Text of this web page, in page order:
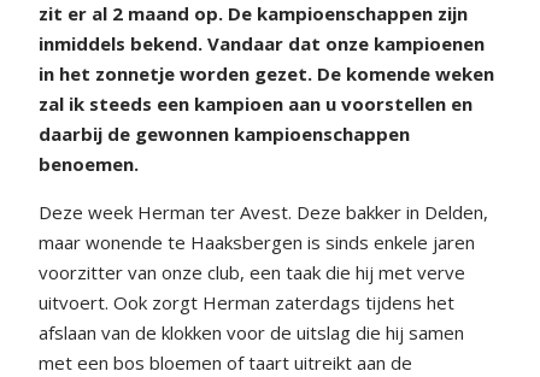
zit er al 2 maand op. De kampioenschappen zijn
inmiddels bekend. Vandaar dat onze kampioenen
in het zonnetje worden gezet. De komende weken
zal ik steeds een kampioen aan u voorstellen en
daarbij de gewonnen kampioenschappen
benoemen.
Deze week Herman ter Avest. Deze bakker in Delden,
maar wonende te Haaksbergen is sinds enkele jaren
voorzitter van onze club, een taak die hij met verve
uitvoert. Ook zorgt Herman zaterdags tijdens het
afslaan van de klokken voor de uitslag die hij samen
met een bos bloemen of taart uitreikt aan de